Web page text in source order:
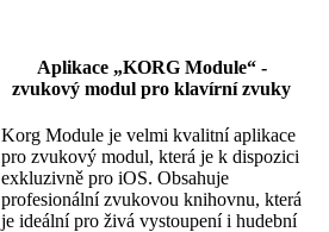
Aplikace „KORG Module“ -
zvukový modul pro klavírní zvuky
Korg Module je velmi kvalitní aplikace
pro zvukový modul, která je k dispozici
exkluzivně pro iOS. Obsahuje
profesionální zvukovou knihovnu, která
je ideální pro živá vystoupení i hudební